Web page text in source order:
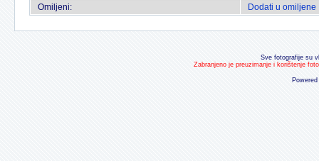
Omiljeni:
Dodati u omiljene
Sve fotografije su
Zabranjeno je preuzimanje i korištenje